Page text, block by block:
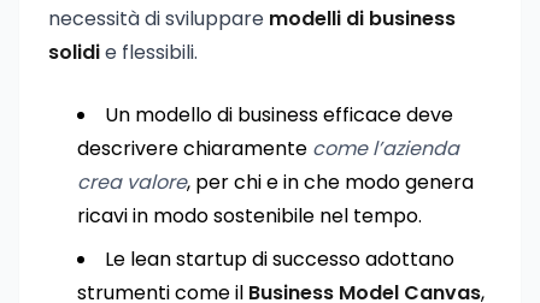
necessità di sviluppare modelli di business
solidie flessibili.
Un modello di business efficace deve
descrivere chiaramente come l’azienda
crea valore, per chi e in che modo genera
ricavi in modo sostenibile nel tempo.
Le lean startup di successo adottano
strumenti come il Business Model Canvas,